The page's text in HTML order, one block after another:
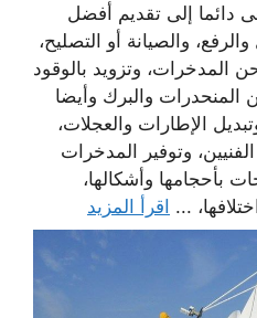
دائما إلى تقديم أفضل
والصيانة أو التصليح،
المدخرات، وتزويد بالوقود
والبرك وأيضا
الإطارات والعجلات،
وتوفير المدخرات
بأحجامها وأشكالها،
... اقرأ المزيد